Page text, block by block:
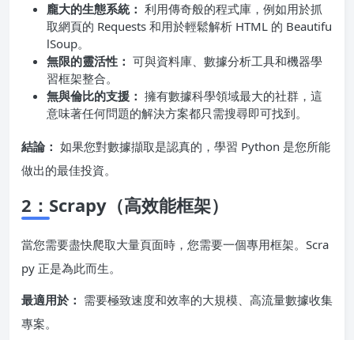
龐大的生態系統： 利用傳奇般的程式庫，例如用於抓
取網頁的 Requests 和用於輕鬆解析 HTML 的 Beautifu
lSoup。
無限的靈活性： 可與資料庫、數據分析工具和機器學
習框架整合。
無與倫比的支援： 擁有數據科學領域最大的社群，這
意味著任何問題的解決方案都只需搜尋即可找到。
結論： 如果您對數據擷取是認真的，學習 Python 是您所能
做出的最佳投資。
2：Scrapy（高效能框架）
當您需要盡快爬取大量頁面時，您需要一個專用框架。Scra
py 正是為此而生。
最適用於： 需要極致速度和效率的大規模、高流量數據收集
專案。